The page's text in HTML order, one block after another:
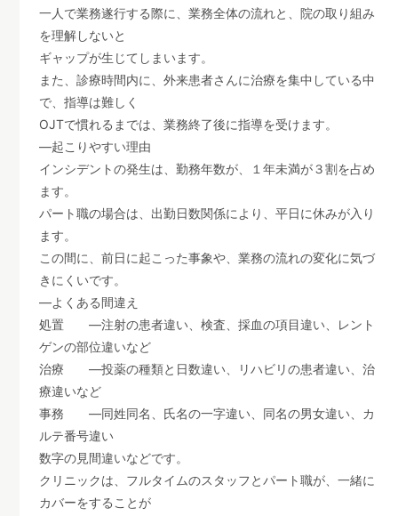
一人で業務遂行する際に、業務全体の流れと、院の取り組み
を理解しないと
ギャップが生じてしまいます。
また、診療時間内に、外来患者さんに治療を集中している中
で、指導は難しく
OJTで慣れるまでは、業務終了後に指導を受けます。
―起こりやすい理由
インシデントの発生は、勤務年数が、１年未満が３割を占め
ます。
パート職の場合は、出勤日数関係により、平日に休みが入り
ます。
この間に、前日に起こった事象や、業務の流れの変化に気づ
きにくいです。
―よくある間違え
処置 ―注射の患者違い、検査、採血の項目違い、レント
ゲンの部位違いなど
治療 ―投薬の種類と日数違い、リハビリの患者違い、治
療違いなど
事務 ―同姓同名、氏名の一字違い、同名の男女違い、カ
ルテ番号違い
数字の見間違いなどです。
クリニックは、フルタイムのスタッフとパート職が、一緒に
カバーをすることが